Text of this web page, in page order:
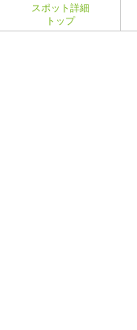
スポット詳細
トップ